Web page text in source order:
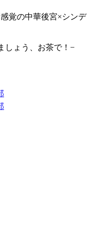
覚の中華後宮×シンデ
しょう、お茶で！−